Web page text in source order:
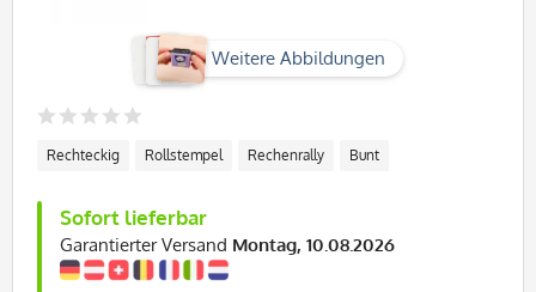
Weitere Abbildungen
Rechteckig Rollstempel Rechenrally Bunt
Sofort lieferbar
Garantierter Versand Montag, 10.08.2026